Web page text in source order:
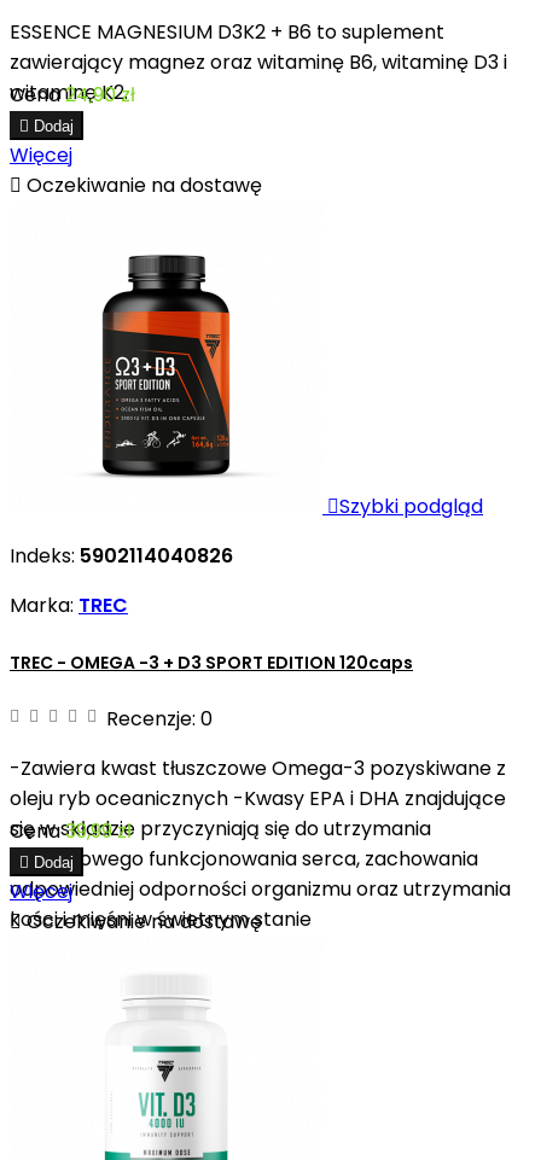
ESSENCE MAGNESIUM D3K2 + B6 to suplement
zawierający magnez oraz witaminę B6, witaminę D3 i
witaminę K2.
Cena24,90 zł
 Dodaj
Więcej
 Oczekiwanie na dostawę
Szybki podgląd
Indeks: 5902114040826
Marka: TREC
TREC - OMEGA -3 + D3 SPORT EDITION 120caps
Recenzje: 0
-Zawiera kwast tłuszczowe Omega-3 pozyskiwane z
oleju ryb oceanicznych -Kwasy EPA i DHA znajdujące
się w składzie przyczyniają się do utrzymania
prawidłowego funkcjonowania serca, zachowania
odpowiedniej odporności organizmu oraz utrzymania
kości i mięśni w świetnym stanie
Cena39,99 zł
 Dodaj
Więcej
Oczekiwanie na dostawę